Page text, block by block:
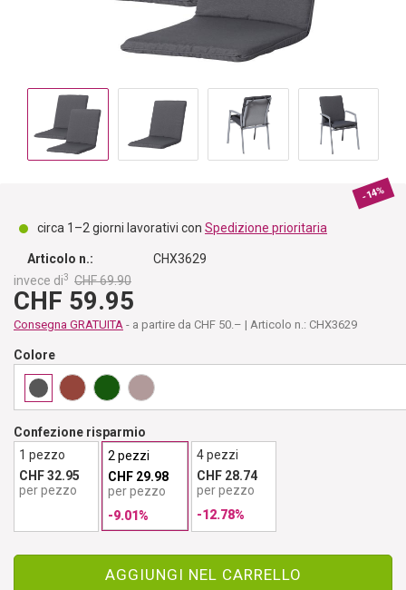
-14%
circa 1–2 giorni lavorativi con Spedizione prioritaria
Articolo n.:
CHX3629
invece di3 CHF 69.90
CHF 59.95
Consegna GRATUITA - a partire da CHF 50.– | Articolo n.: CHX3629
Colore
Confezione risparmio
1 pezzo
CHF 32.95
per pezzo
2 pezzi
CHF 29.98
per pezzo
-9.01%
4 pezzi
CHF 28.74
per pezzo
-12.78%
AGGIUNGI NEL CARRELLO